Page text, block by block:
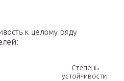
к целому ряду
Степень
устойчивости